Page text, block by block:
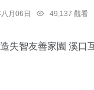
月06日 49,137 觀看